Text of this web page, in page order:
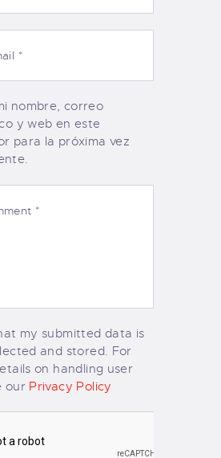
nombre, correo
y web en este
para la próxima vez
my submitted data is
and stored. For
on handling user
our Privacy Policy